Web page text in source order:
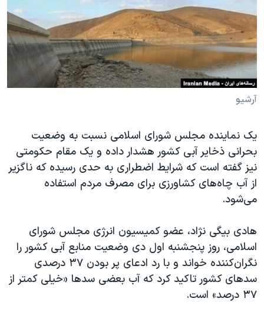
فرهنگ و زندگی
حقوق شهروندی
اقتصادی
علم و فناوری
اسرائیل در جنگ
آرشیو پخش زنده
مستندها
انتخابات ریاست جمهوری آمریکا ۲۰۲۴
حمله جمهوری اسلامی به اسرائیل
رمز مهسا
ورزش زنان در ایران
مجموعه مستندهای دادخواهی
تریبونال مردمی آبان ۹۸
دادگاه حمید نوری
چهل سال گروگان‌گیری
قانون شفافیت دارائی کادر رهبری ایران
اعتراضات مردمی آبان ۹۸
اسرائیل در جنگ
نرگس محمدی برنده جایزه نوبل صلح
دنبال کنید
زبانهای مختلف
آرشیو
یک نماینده مجلس شورای اسلامی نسبت به وضعیت
بحرانی ذخایر آبی کشور هشدار داده و یک مقام حکومتی
نیز گفته است که شرایط اضطراری به حدی رسیده که ناگزیر
از آب چاه‌های کشاورزی برای مصرف مردم استفاده
می‌شود.
هادی بیگی نژاد، عضو کمیسیون انرژی مجلس شورای
اسلامی، روز پنجشنبه اول دی وضعیت منابع آبی کشور را
نگران‌کننده خواند و با رد ادعای پر بودن ۳۷ درصدی
سدهای کشور تاکید کرد که آب بعضی سدها «خیلی کمتر از
۳۷ درصد» است.